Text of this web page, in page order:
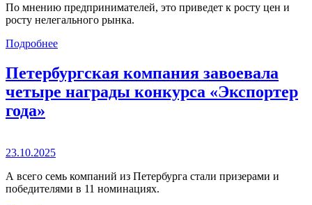
По мнению предпринимателей, это приведет к росту цен и
росту нелегального рынка.
Подробнее
Петербургская компания завоевала
четыре награды конкурса «Экспортер
года»
23.10.2025
А всего семь компаний из Петербурга стали призерами и
победителями в 11 номинациях.